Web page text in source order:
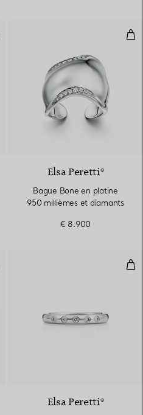
fendue en platine 950
Elsa Peretti®
Bague Bone en platine
950 millièmes et diamants
€ 8.900
Wire Bean en platine
Elsa Peretti®